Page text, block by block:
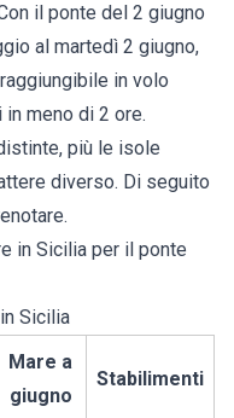
il ponte del 2 giugno
al martedì 2 giugno,
in volo
meno di 2 ore.
più le isole
diverso. Di seguito
in Sicilia per il ponte
Sicilia
Mare a
giugno
Stabilimenti